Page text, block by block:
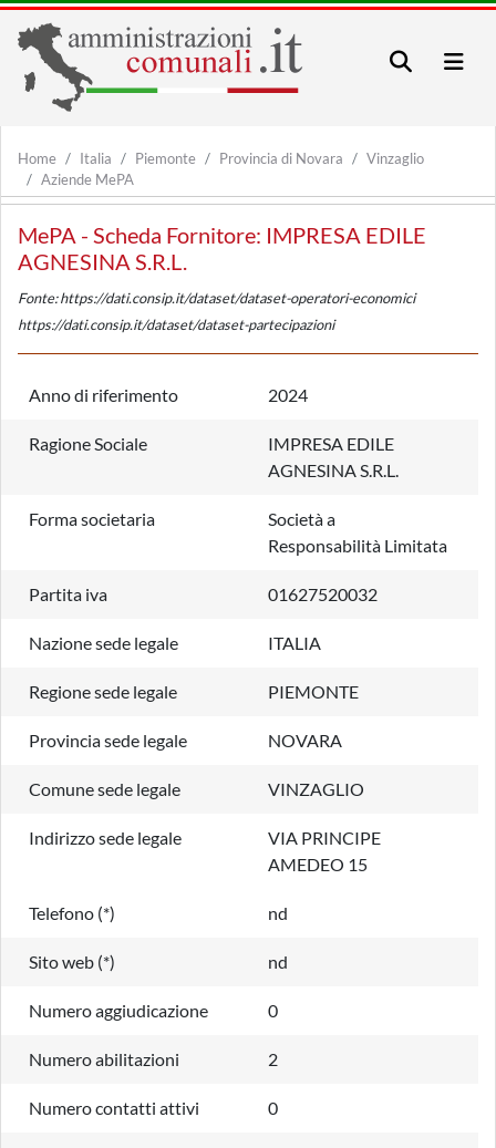
Home Italia Piemonte Provincia di Novara
Vinzaglio
Aziende MePA
MePA - Scheda Fornitore: IMPRESA EDILE
AGNESINA S.R.L.
Fonte: https://dati.consip.it/dataset/dataset-operatori-economici
https://dati.consip.it/dataset/dataset-partecipazioni
Anno di riferimento 2024
Ragione Sociale
IMPRESA EDILE
AGNESINA S.R.L.
Forma societaria
Società a
Responsabilità Limitata
Partita iva 01627520032
Nazione sede legale ITALIA
Regione sede legale PIEMONTE
Provincia sede legale NOVARA
Comune sede legale VINZAGLIO
Indirizzo sede legale
VIA PRINCIPE
AMEDEO 15
Telefono (*) nd
Sito web (*) nd
Numero aggiudicazione 0
Numero abilitazioni 2
Numero contatti attivi 0